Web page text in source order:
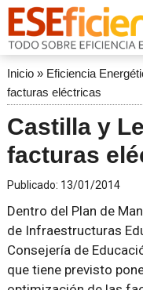
Inicio» Eficiencia
facturas eléctricas
Castilla y
facturas
Publicado: 13/01/2014
Dentro del Plan de
de Infraestructuras
Consejería de
que tiene previsto